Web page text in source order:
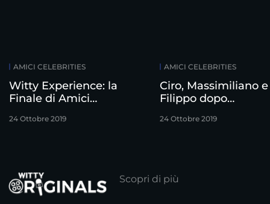
AMICI CELEBRITIES
Witty Experience: la
Finale di Amici
24 Ottobre 2019
AMICI CELEBRITIES
Ciro, Massimiliano e
Filippo dopo
24 Ottobre 2019
Scopri di più